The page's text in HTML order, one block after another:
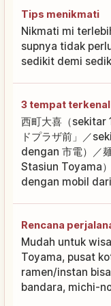
Tips menikmati
Nikmati mi
supnya tidak
sedikit demi
3 tempat
西町大喜（sekitar
ドプラザ前」／
dengan 市電）／
Stasiun Toyama
dengan mobil dari
Rencana
Mudah untuk
Toyama, pusat
ramen/instan
bandara, michi-